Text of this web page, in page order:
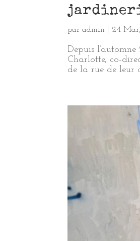
paradmin 24
Depuis
Charlotte, co-
de la rue de leur